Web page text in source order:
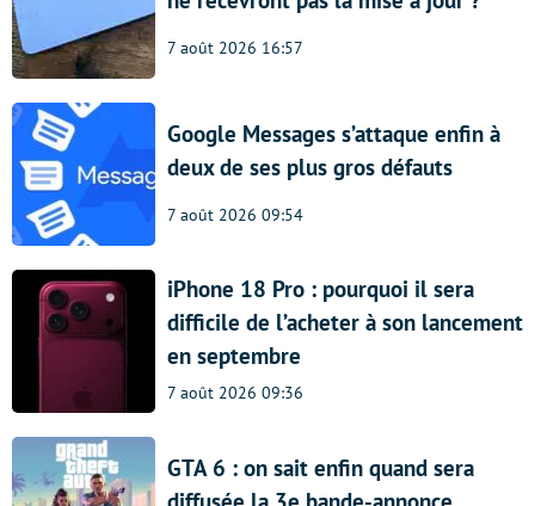
7 août 2026 16:57
Google Messages s’attaque enfin à
deux de ses plus gros défauts
7 août 2026 09:54
iPhone 18 Pro : pourquoi il sera
difficile de l’acheter à son lancement
en septembre
7 août 2026 09:36
GTA 6 : on sait enfin quand sera